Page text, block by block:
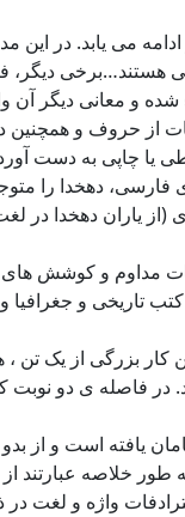
ادامه می یابد.
و معانی دیگر
حروف و همچنین
یا چاپی به دست
فارسی، دهخدا
(از یاران
تاریخی و
بزرگی از یک
در فاصله ی دو
یافته است و از
خلاصه عبارتند از
واژه و